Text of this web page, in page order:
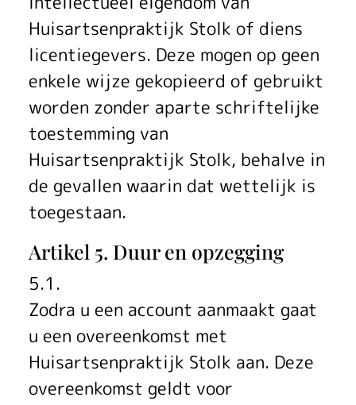
Huisartsenpraktijk Stolk of diens
licentiegevers. Deze mogen op geen
enkele wijze gekopieerd of gebruikt
worden zonder aparte schriftelijke
toestemming van
Huisartsenpraktijk Stolk, behalve in
de gevallen waarin dat wettelijk is
toegestaan.
Artikel 5. Duur en opzegging
5.1.
Zodra u een account aanmaakt gaat
u een overeenkomst met
Huisartsenpraktijk Stolk aan. Deze
overeenkomst geldt voor